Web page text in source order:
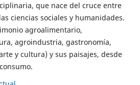
que nace del cruce entre
ciencias sociales y humanidades.
agroalimentario,
agroindustria, gastronomía,
y cultura) y sus paisajes, desde